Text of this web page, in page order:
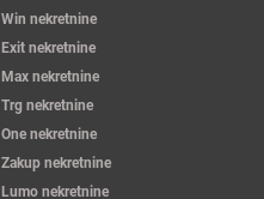
Win nekretnine
Exit nekretnine
Max nekretnine
Trg nekretnine
One nekretnine
Zakup nekretnine
Lumo nekretnine